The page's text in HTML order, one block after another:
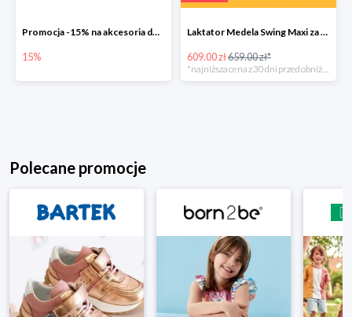
Promocja -15% na akcesoria do karmienia Chicco
15%
Laktator Medela Swing Maxi za 609zł
609.00 zł659.00 zł*
*najniższa cena z 30 dni przed obniżką
Polecane promocje